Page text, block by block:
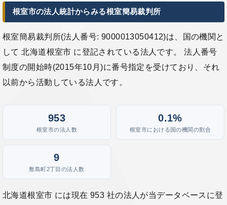
根室市の法人統計からみる根室簡易裁判所
根室簡易裁判所(法人番号: 9000013050412)は、国の機関と
して 北海道根室市 に登記されている法人です。 法人番号
制度の開始時(2015年10月)に番号指定を受けており、それ
以前から活動している法人です。
953
根室市の法人数
0.1%
根室市における国の機関の割合
9
敷島町2丁目の法人数
北海道根室市 には現在 953 社の法人が当データベースに登